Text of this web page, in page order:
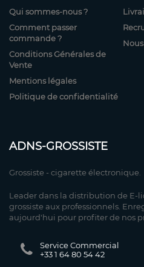
Qui sommes-nous ?
Comment passer
commande ?
Conditions Générales de
Vente
Mentions légales
Politique de confidentialité
ADNS-GROSSISTE
Grossiste - cigarette électronique.
Leader dans la distribution de E-
grossiste aux professionnels.
aujourd'hui pour profiter de nos
Service Commercial
+33 1 64 80 54 42